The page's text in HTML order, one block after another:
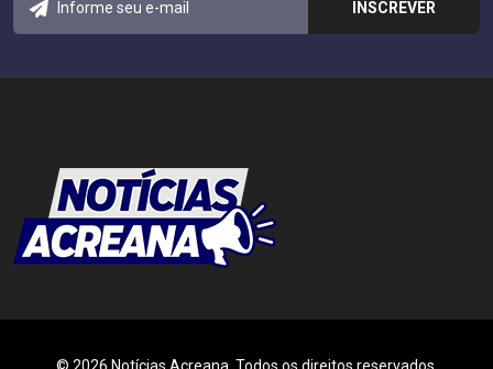
© 2026 Notícias Acreana. Todos os direitos reservados.